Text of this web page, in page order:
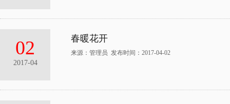
02
2017-04
春暖花开
来源：管理员 发布时间：2017-04-02